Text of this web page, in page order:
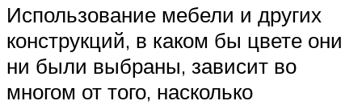
Использование мебели и других
конструкций, в каком бы цвете они
ни были выбраны, зависит во
многом от того, насколько